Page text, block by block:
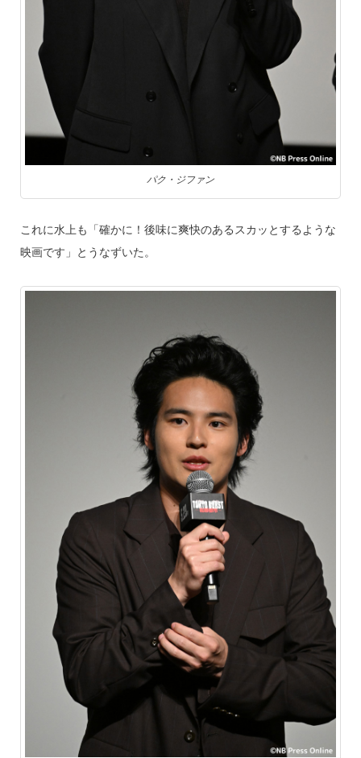
パク・ジファン
これに水上も「確かに！後味に爽快のあるスカッとするような
映画です」とうなずいた。